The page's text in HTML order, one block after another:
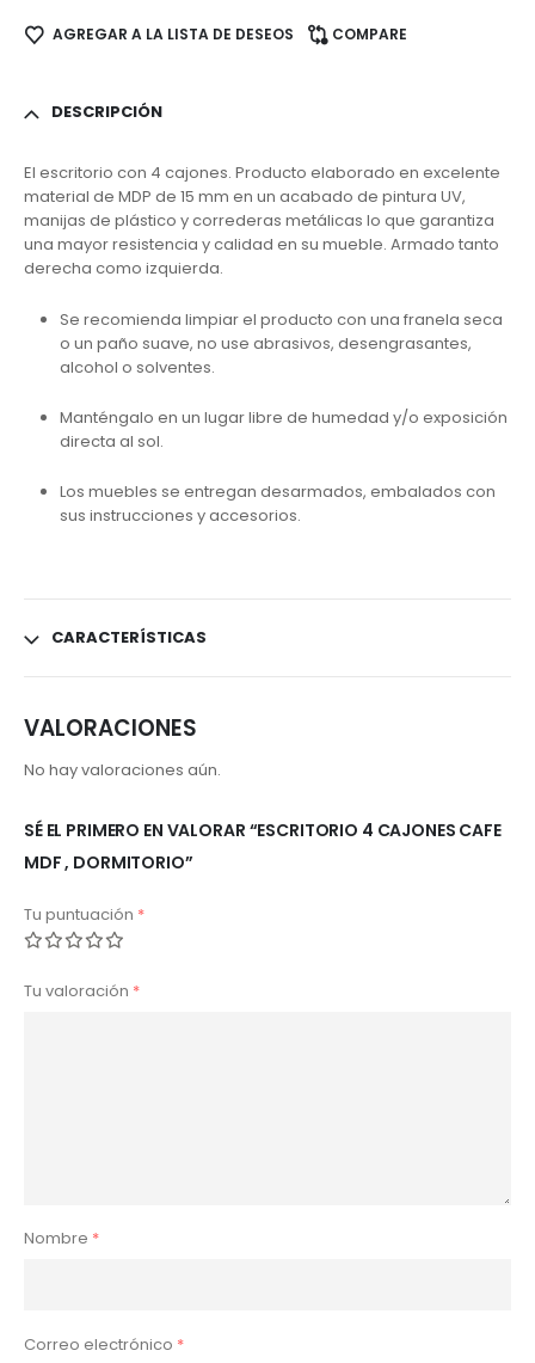
AGREGAR A LA LISTA DE DESEOS COMPARE
DESCRIPCIÓN
El escritorio con 4 cajones. Producto elaborado en excelente
material de MDP de 15 mm en un acabado de pintura UV,
manijas de plástico y correderas metálicas lo que garantiza
una mayor resistencia y calidad en su mueble. Armado tanto
derecha como izquierda.
Se recomienda limpiar el producto con una franela seca
o un paño suave, no use abrasivos, desengrasantes,
alcohol o solventes.
Manténgalo en un lugar libre de humedad y/o exposición
directa al sol.
Los muebles se entregan desarmados, embalados con
sus instrucciones y accesorios.
CARACTERÍSTICAS
VALORACIONES
No hay valoraciones aún.
SÉ EL PRIMERO EN VALORAR “ESCRITORIO 4 CAJONES CAFE
MDF , DORMITORIO”
Tu puntuación *
Tu valoración *
Nombre *
Correo electrónico *